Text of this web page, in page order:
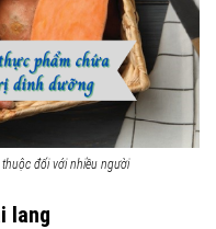
đối với nhiều người
lang